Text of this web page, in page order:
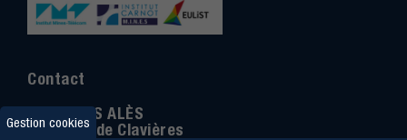
Contact
IMT MINES ALÈS
6 Avenue de Clavières
Gestion cookies